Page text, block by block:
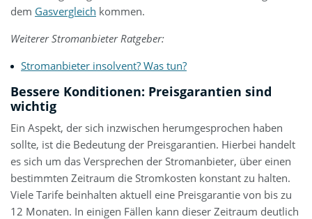
dem Gasvergleich kommen.
Weiterer Stromanbieter Ratgeber:
Stromanbieter insolvent? Was tun?
Bessere Konditionen: Preisgarantien sind
wichtig
Ein Aspekt, der sich inzwischen herumgesprochen haben
sollte, ist die Bedeutung der Preisgarantien. Hierbei handelt
es sich um das Versprechen der Stromanbieter, über einen
bestimmten Zeitraum die Stromkosten konstant zu halten.
Viele Tarife beinhalten aktuell eine Preisgarantie von bis zu
12 Monaten. In einigen Fällen kann dieser Zeitraum deutlich